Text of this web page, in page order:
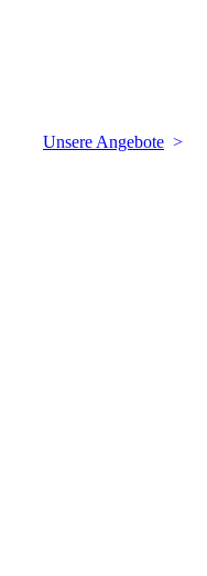
Unsere Angebote